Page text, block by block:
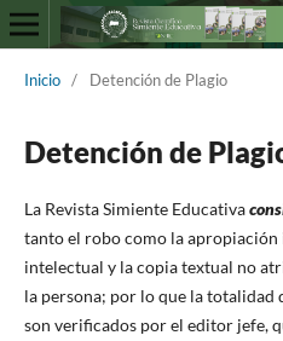
Inicio / Detención de Plagio
Detención de
La Revista Simiente Educativa
tanto el robo como la apropiación
intelectual y la copia textual no
la persona; por lo que la
son verificados por el editor jefe,